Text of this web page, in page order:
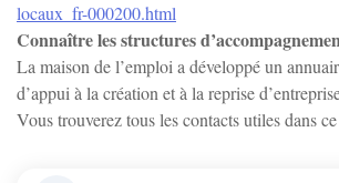
Lindry
Monéteau
locaux_fr-000200.html
Connaître les structures
La maison de l’emploi a développé un
d’appui à la création et à la reprise
Vous trouverez tous les contacts utiles dans